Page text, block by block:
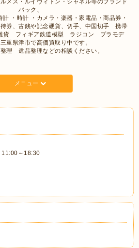
メス・ルイヴィトン・シャネル等のブランド
バック、
・時計 ・カメラ・楽器・家電品・商品券・
券、古銭や記念硬貨、切手、中国切手 携帯
貨 フィギア鉄道模型 ラジコン プラモデ
県津市で高価買取り中です。
理 遺品整理などの相談ください。
メニュー
11:00～18:30